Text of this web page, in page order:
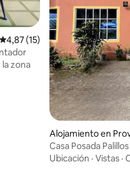
Calificación promedio: 4,87 de
4,87 (15)
zona
Alojamiento en
Casa Posada
Ubicación · Vistas ·